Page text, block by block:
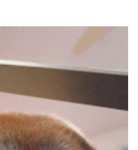
プリをダウンロード済みの方
アプリで開く